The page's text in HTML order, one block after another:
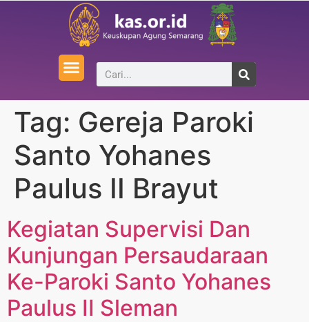
Tag: Gereja Paroki
Santo Yohanes
Paulus II Brayut
Kegiatan Supervisi Dan
Kunjungan Persaudaraan
Ke-Paroki Santo Yohanes
Paulus II Sleman